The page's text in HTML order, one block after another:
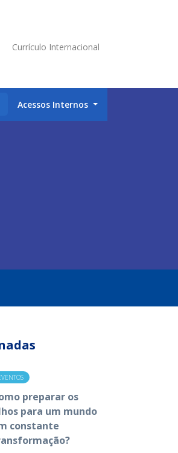
Currículo Internacional
Acessos Internos
preparar os
para um mundo
constante